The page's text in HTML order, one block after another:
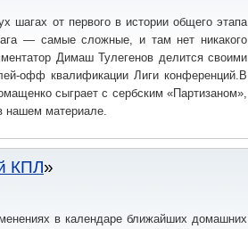
шагах от первого в истории общего этапа
— самые сложные, и там нет никакого
Димаш Тулегенов делится своими
офф квалификации Лиги конференций.В
сыграет с сербским «Партизаном»,
нашем материале.
КПЛ
в календаре ближайших домашних